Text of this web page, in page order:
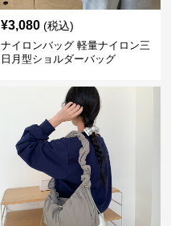
¥3,080 (税込)
ナイロンバッグ 軽量ナイロン三
日月型ショルダーバッグ